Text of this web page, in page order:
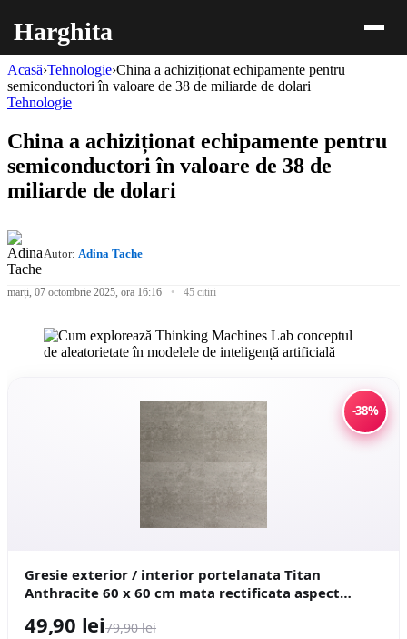
Harghita
Acasă›Tehnologie›China a achiziționat echipamente pentru
semiconductori în valoare de 38 de miliarde de dolari
Tehnologie
China a achiziționat echipamente pentru
semiconductori în valoare de 38 de
miliarde de dolari
Autor: Adina Tache
marți, 07 octombrie 2025, ora 16:16 45 citiri
-38%
Gresie exterior / interior portelanata Titan
Anthracite 60 x 60 cm mata rectificata aspect
49,90 lei79,90 lei